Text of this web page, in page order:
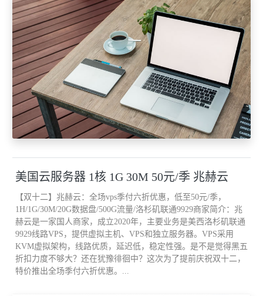
用，我们仍有超过 50% 的组件可用。
如果出现网络分区或裂脑，一侧分区有 2 个节点，另一侧分区有一
个节点，那么仍然有一个分区会拥有超过 50% 的组件。
下图所示为虚拟机上的一个VMDK（硬盘 1），该 VMDK 的允许的
故障数目被设置为 1。
组件共有 3 个: 2 个副本，1 个见证。
所有 3 个组件都放置在群集的不同的主机上。
这就是一个最简单的示例。
如果使用 StripeWidth 功能或将 FFT 设置为大于 1 的值，许多人会
发现系统创建了大量额外的见证。
美国云服务器 1核 1G 30M 50元/季 兆赫云
【双十二】兆赫云：全场vps季付六折优惠，低至50元/季，
1H/1G/30M/20G数据盘/500G流量/洛杉矶联通9929商家简介：兆
赫云是一家国人商家，成立2020年，主要业务是美西洛杉矶联通
9929线路VPS，提供虚拟主机、VPS和独立服务器。VPS采用
KVM虚拟架构，线路优质，延迟低，稳定性强。是不是觉得黑五
折扣力度不够大？还在犹豫徘徊中？这次为了提前庆祝双十二，
特价推出全场季付六折优惠。...